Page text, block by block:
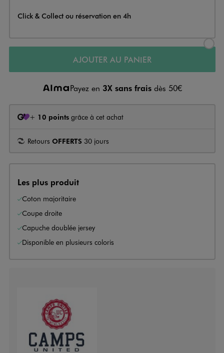
Click & Collect ou réservation en 4h
AJOUTER AU PANIER
Payez en 3X sans frais dès 50€
+ 10 points grâce à cet achat
Retours OFFERTS 30 jours
Les plus produit
Coton majoritaire
Coupe droite
Capuche doublée jersey
Disponible en plusieurs coloris